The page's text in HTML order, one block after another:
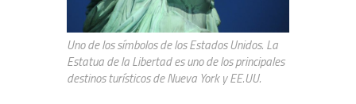
Uno de los símbolos de los Estados Unidos. La
Estatua de la Libertad es uno de los principales
destinos turísticos de Nueva York y EE.UU.